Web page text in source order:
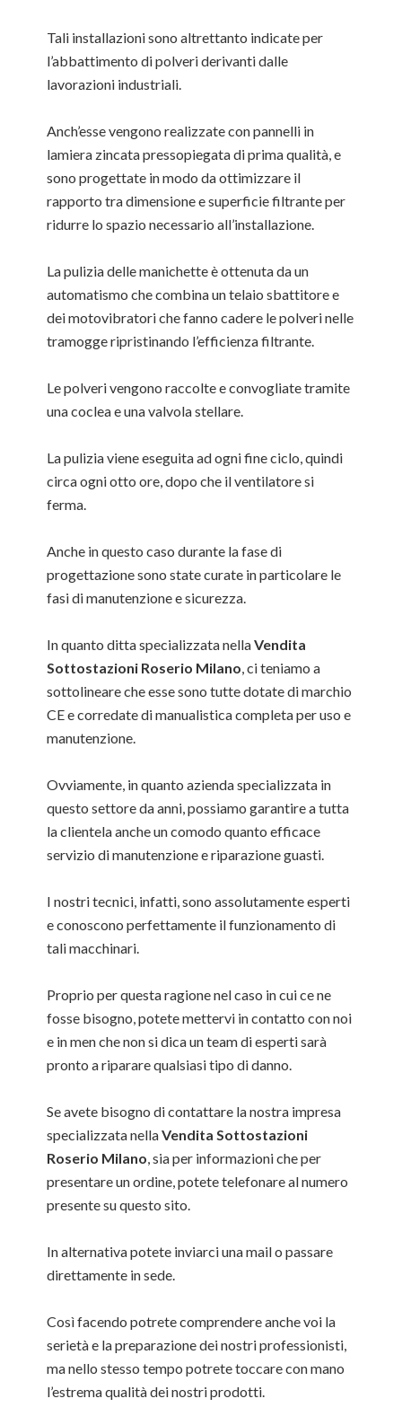
Tali installazioni sono altrettanto indicate per
l’abbattimento di polveri derivanti dalle
lavorazioni industriali.
Anch’esse vengono realizzate con pannelli in
lamiera zincata pressopiegata di prima qualità, e
sono progettate in modo da ottimizzare il
rapporto tra dimensione e superficie filtrante per
ridurre lo spazio necessario all’installazione.
La pulizia delle manichette è ottenuta da un
automatismo che combina un telaio sbattitore e
dei motovibratori che fanno cadere le polveri nelle
tramogge ripristinando l’efficienza filtrante.
Le polveri vengono raccolte e convogliate tramite
una coclea e una valvola stellare.
La pulizia viene eseguita ad ogni fine ciclo, quindi
circa ogni otto ore, dopo che il ventilatore si
ferma.
Anche in questo caso durante la fase di
progettazione sono state curate in particolare le
fasi di manutenzione e sicurezza.
In quanto ditta specializzata nellaVendita
Sottostazioni Roserio Milano, ci teniamo a
sottolineare che esse sono tutte dotate di marchio
CE e corredate di manualistica completa per uso e
manutenzione.
Ovviamente, in quanto azienda specializzata in
questo settore da anni, possiamo garantire a tutta
la clientela anche un comodo quanto efficace
servizio di manutenzione e riparazione guasti.
I nostri tecnici, infatti, sono assolutamente esperti
e conoscono perfettamente il funzionamento di
tali macchinari.
Proprio per questa ragione nel caso in cui ce ne
fosse bisogno, potete mettervi in contatto con noi
e in men che non si dica un team di esperti sarà
pronto a riparare qualsiasi tipo di danno.
Se avete bisogno di contattare la nostra impresa
specializzata nellaVendita Sottostazioni
Roserio Milano, sia per informazioni che per
presentare un ordine, potete telefonare al numero
presente su questo sito.
In alternativa potete inviarci una mail o passare
direttamente in sede.
Così facendo potrete comprendere anche voi la
serietà e la preparazione dei nostri professionisti,
ma nello stesso tempo potrete toccare con mano
l’estrema qualità dei nostri prodotti.